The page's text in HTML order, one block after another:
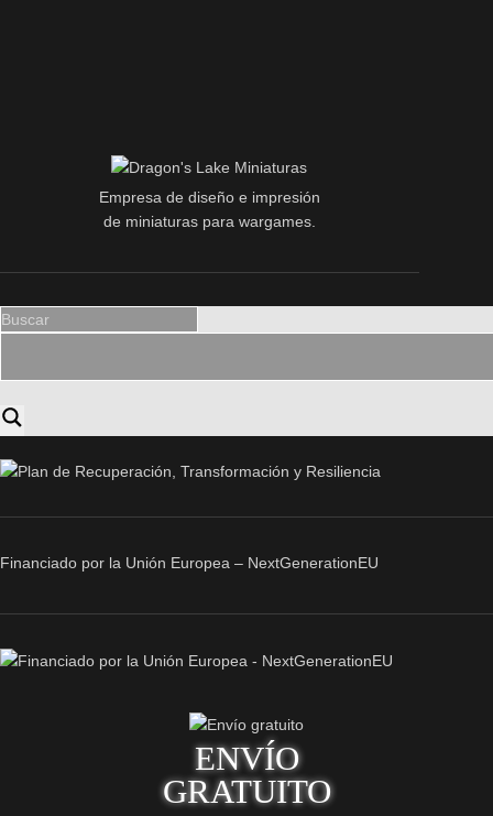
Empresa de diseño e impresión
de miniaturas para wargames.
Financiado por la Unión Europea – NextGenerationEU
ENVÍO
GRATUITO